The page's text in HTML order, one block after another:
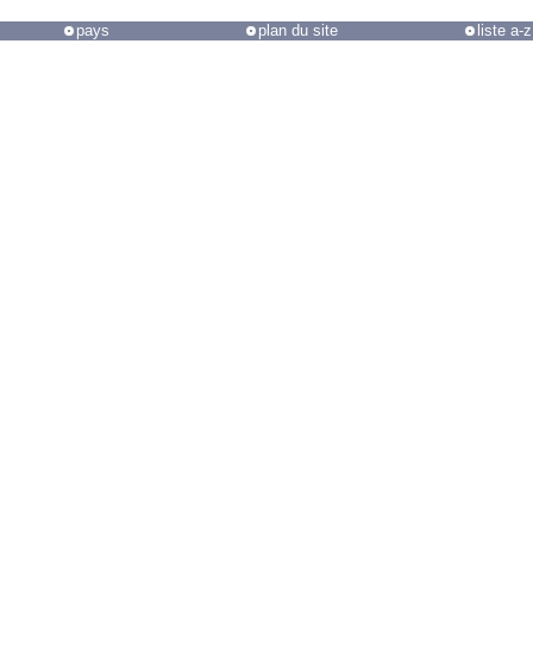
pays plan du site liste a-z